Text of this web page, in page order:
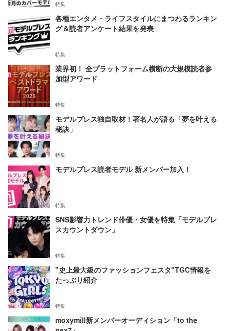
特集
各種エンタメ・ライフスタイルにまつわるランキン
グ＆読者アンケート結果を発表
特集
業界初！ 全プラットフォーム横断の大規模読者参
加型アワード
特集
モデルプレス独自取材！著名人が語る「夢を叶える
秘訣」
特集
モデルプレス読者モデル 新メンバー加入！
特集
SNS影響力トレンド俳優・女優を特集「モデルプレ
スカウントダウン」
特集
"史上最大級のファッションフェスタ"TGC情報を
たっぷり紹介
特集
moxymill新メンバーオーディション「to the